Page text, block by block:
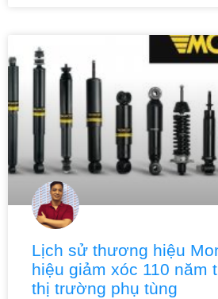
Lịch sử thương hiệu
hiệu giảm xóc 110 năm
thị trường phụ tùng